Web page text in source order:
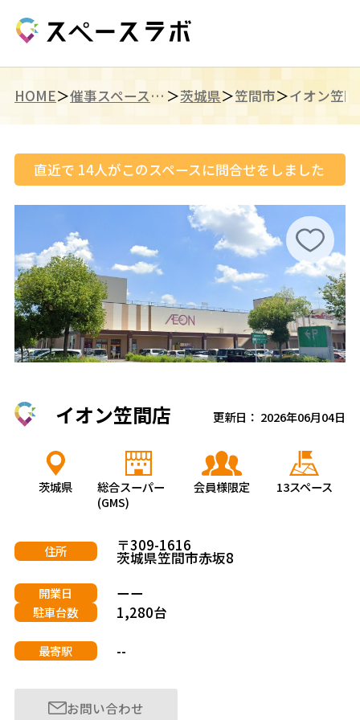
HOME 催事スペース（北関東） 茨城県 笠間市 イオン笠
直近で 14人がこのスペースに問合せをしました
イオン笠間店 更新日： 2026年06月04日
茨城県
総合スーパー
(GMS)
会員様限定 13スペース
住所 〒309-1616
茨城県笠間市赤坂8
開業日 ーー
駐車台数 1,280台
最寄駅 --
お問い合わせ